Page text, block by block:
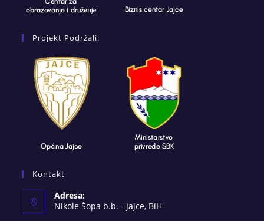
Projekt Podržali:
Kontakt
Adresa:
Nikole Šopa b.b. - Jajce, BiH